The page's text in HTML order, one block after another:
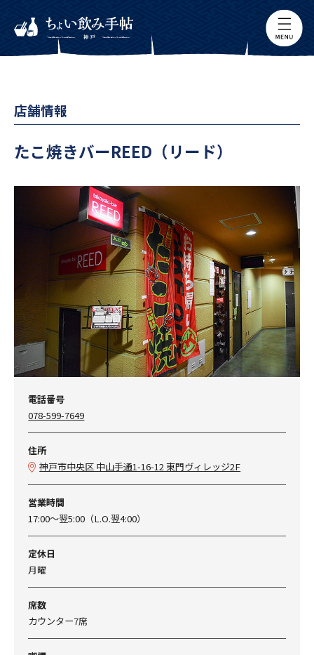
店舗情報
たこ焼きバーREED（リード）
電話番号
078-599-7649
住所
神戸市中央区 中山手通1-16-12 東門ヴィレッジ2F
営業時間
17:00～翌5:00（L.O.翌4:00）
定休日
月曜
席数
カウンター7席